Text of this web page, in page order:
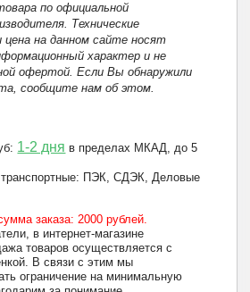
по официальной
Технические
цена на данном сайте носят
характер и не
офертой. Если Вы обнаружили
сообщите нам об этом.
1-2 дня в пределах МКАД, до 5
транспортные: ПЭК, СДЭК, Деловые
заказа: 2000 рублей.
в интернет-магазине
товаров осуществляется с
В связи с этим мы
ограничение на минимальную